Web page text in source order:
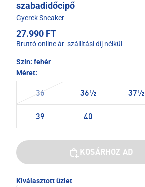
szabadidőcipő
Gyerek Sneaker
27.990 FT
Bruttó online ár szállítási díj nélkül
Szín: fehér
Méret:
36 36½ 37½
39 40
KOSÁRHOZ AD
Kiválasztott üzlet